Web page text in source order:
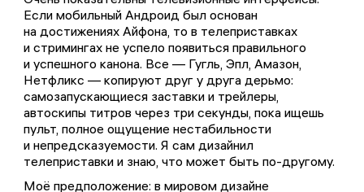
Если мобильный Андроид был основан
на достижениях Айфона, то в телеприставках
и стримингах не успело появиться правильного
и успешного канона. Все — Гугль, Эпл, Амазон,
Нетфликс — копируют друг у друга дерьмо:
самозапускающиеся заставки и трейлеры,
автоскипы титров через три секунды, пока ищешь
пульт, полное ощущение нестабильности
и непредсказуемости. Я сам дизайнил
телеприставки и знаю, что может быть по-другому.
Моё предположение: в мировом дизайне